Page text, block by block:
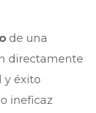
de una
directamente
y éxito
ineficaz